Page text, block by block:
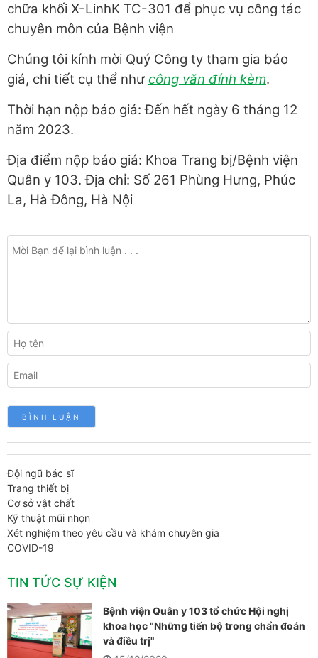
chữa khối X-LinhK TC-301 để phục vụ công tác
chuyên môn của Bệnh viện
Chúng tôi kính mời Quý Công ty tham gia báo
giá, chi tiết cụ thể như công văn đính kèm.
Thời hạn nộp báo giá: Đến hết ngày 6 tháng 12
năm 2023.
Địa điểm nộp báo giá: Khoa Trang bị/Bệnh viện
Quân y 103. Địa chỉ: Số 261 Phùng Hưng, Phúc
La, Hà Đông, Hà Nội
Đội ngũ bác sĩ
Trang thiết bị
Cơ sở vật chất
Kỹ thuật mũi nhọn
Xét nghiệm theo yêu cầu và khám chuyên gia
COVID-19
TIN TỨC SỰ KIỆN
Bệnh viện Quân y 103 tổ chức Hội nghị
khoa học "Những tiến bộ trong chẩn đoán
và điều trị"